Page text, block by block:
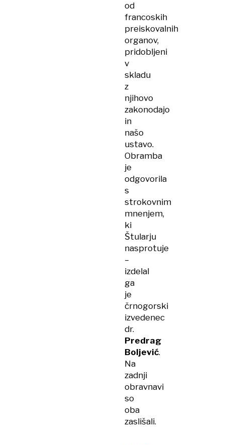
od
francoskih
preiskovalnih
organov,
pridobljeni
v
skladu
z
njihovo
zakonodajo
in
našo
ustavo.
Obramba
je
odgovorila
s
strokovnim
mnenjem,
ki
Štularju
nasprotuje
–
izdelal
ga
je
črnogorski
izvedenec
dr.
Predrag
Boljević.
Na
zadnji
obravnavi
so
oba
zaslišali.